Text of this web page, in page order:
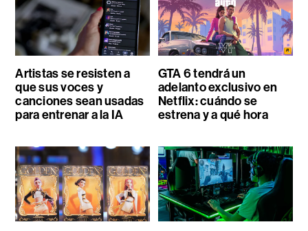
Artistas se resisten a
que sus voces y
canciones sean usadas
para entrenar a la IA
GTA 6 tendrá un
adelanto exclusivo en
Netflix: cuándo se
estrena y a qué hora